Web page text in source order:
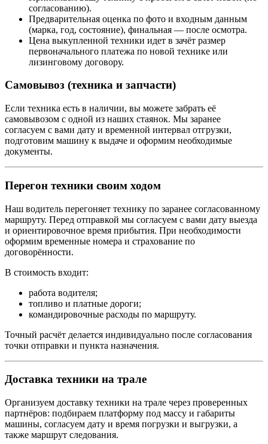
согласованию).
Предварительная оценка по фото и входным данным
(марка, год, состояние), финальная — после осмотра.
Цена выкупленной техники идет в зачёт размер
первоначального платежа по новой технике или
лизинговому договору.
Самовывоз (техника и запчасти)
Если техника есть в наличии, вы можете забрать её
самовывозом с одной из наших стаянок. Мы заранее
согласуем с вами дату и временной интервал отгрузки,
подготовим машину к выдаче и оформим необходимые
документы.
Перегон техники своим ходом
Наш водитель перегоняет технику по заранее согласованному
маршруту. Перед отправкой мы согласуем с вами дату выезда
и ориентировочное время прибытия. При необходимости
оформим временные номера и страхование по
договорённости.
В стоимость входит:
работа водителя;
топливо и платные дороги;
командировочные расходы по маршруту.
Точный расчёт делается индивидуально после согласования
точки отправки и пункта назначения.
Доставка техники на трале
Организуем доставку техники на трале через проверенных
партнёров: подбираем платформу под массу и габариты
машины, согласуем дату и время погрузки и выгрузки, а
также маршрут следования.